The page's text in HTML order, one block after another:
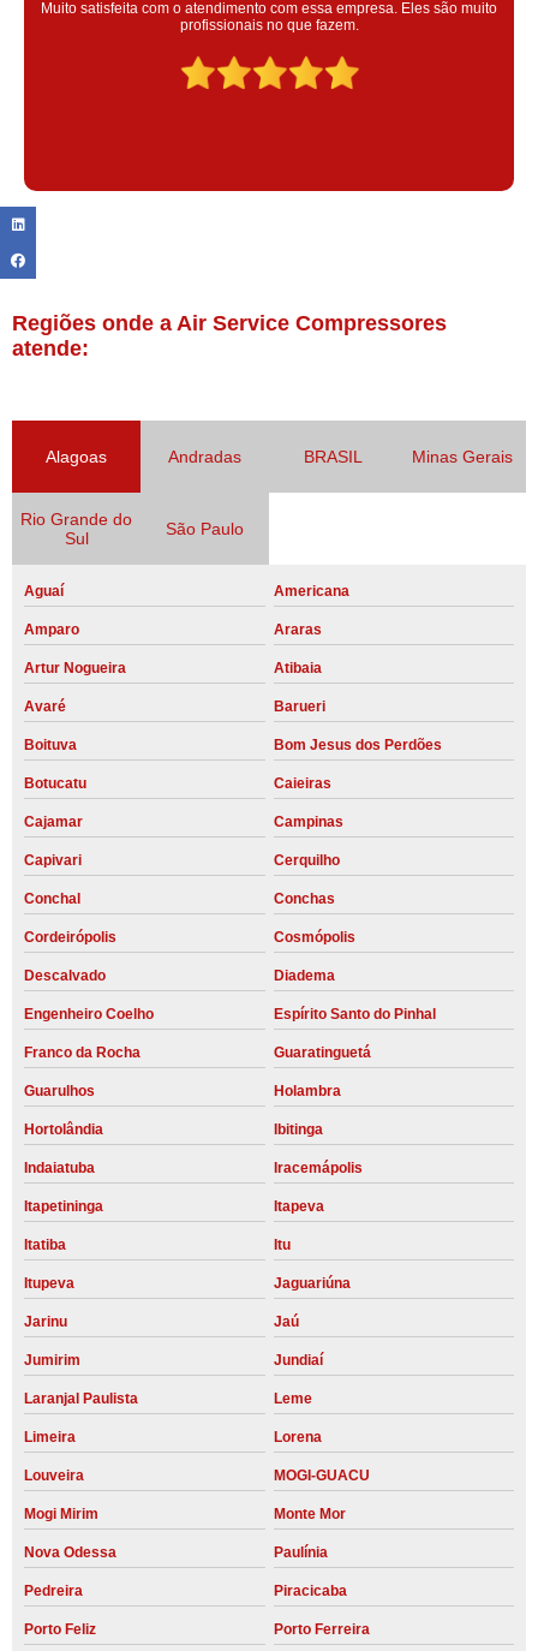
colaoradores educado e transparente, destaque para o colaborador
Claudinei excelente profissional!
Regiões onde a Air Service Compressores
atende:
Alagoas Andradas BRASIL Minas Gerais
Rio Grande do
Sul
São Paulo
Aguaí Americana
Amparo Araras
Artur Nogueira Atibaia
Avaré Barueri
Boituva Bom Jesus dos Perdões
Botucatu Caieiras
Cajamar Campinas
Capivari Cerquilho
Conchal Conchas
Cordeirópolis Cosmópolis
Descalvado Diadema
Engenheiro Coelho Espírito Santo do Pinhal
Franco da Rocha Guaratinguetá
Guarulhos Holambra
Hortolândia Ibitinga
Indaiatuba Iracemápolis
Itapetininga Itapeva
Itatiba Itu
Itupeva Jaguariúna
Jarinu Jaú
Jumirim Jundiaí
Laranjal Paulista Leme
Limeira Lorena
Louveira MOGI-GUACU
Mogi Mirim Monte Mor
Nova Odessa Paulínia
Pedreira Piracicaba
Porto Feliz Porto Ferreira